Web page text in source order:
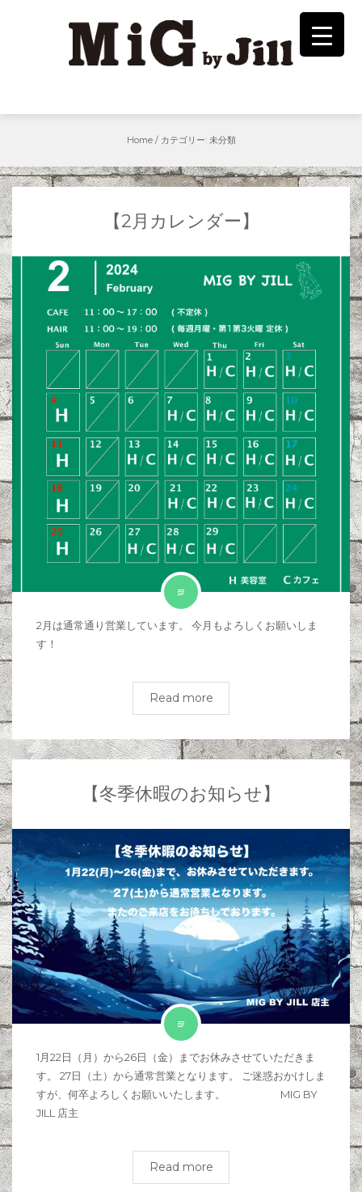
Home/ カテゴリー: 未分類
【2月カレンダー】
2月は通常通り営業しています。 今月もよろしくお願いしま
す！
Read more
【冬季休暇のお知らせ】
1月22日（月）から26日（金）までお休みさせていただきま
す。 27日（土）から通常営業となります。 ご迷惑おかけしま
すが、何卒よろしくお願いいたします。 MIG BY
JILL 店主
Read more